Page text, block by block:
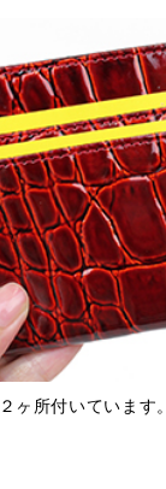
ヶ所付いています。